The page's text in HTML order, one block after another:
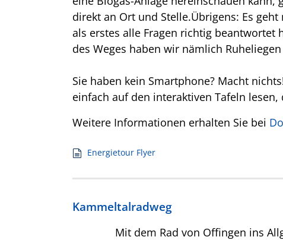
direkt an Ort und Stelle.Übrigens: Es
als erstes alle Fragen richtig beantwortet
des Weges haben wir nämlich
Sie haben kein Smartphone? Macht
einfach auf den interaktiven Tafeln
Weitere Informationen erhalten Sie bei
Energietour Flyer
Kammeltalradweg
Mit dem Rad von Offingen ins